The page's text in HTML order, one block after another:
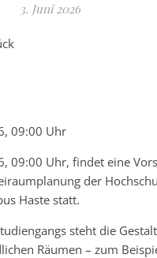
3. Juni 2026
09:00 Uhr
09:00 Uhr, findet eine
der
Haste statt.
steht die
Räumen – zum